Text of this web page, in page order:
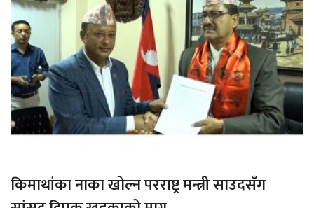
किमाथांका नाका खोल्न परराष्ट्र मन्त्री साउदसँग